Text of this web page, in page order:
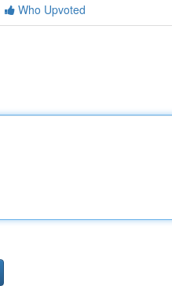
Who Upvoted